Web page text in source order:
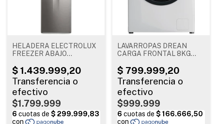
HELADERA ELECTROLUX
FREEZER ABAJO
186X74X60
$1.799.999
LAVARROPAS DREAN
CARGA FRONTAL 8KG
BLANCO LCFDR0814SB
$999.999